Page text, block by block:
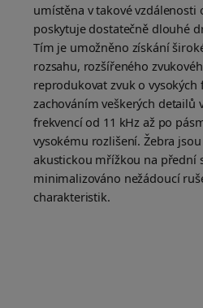
umístěna v takové vzdálenosti
poskytuje dostatečně dlouhé
Tím je umožněno získání
rozsahu, rozšířeného
reprodukovat zvuk o vysokých
zachováním veškerých detailů
frekvencí od 11 kHz až po
vysokému rozlišení. Žebra
akustickou mřížkou na přední
minimalizováno nežádoucí
charakteristik.